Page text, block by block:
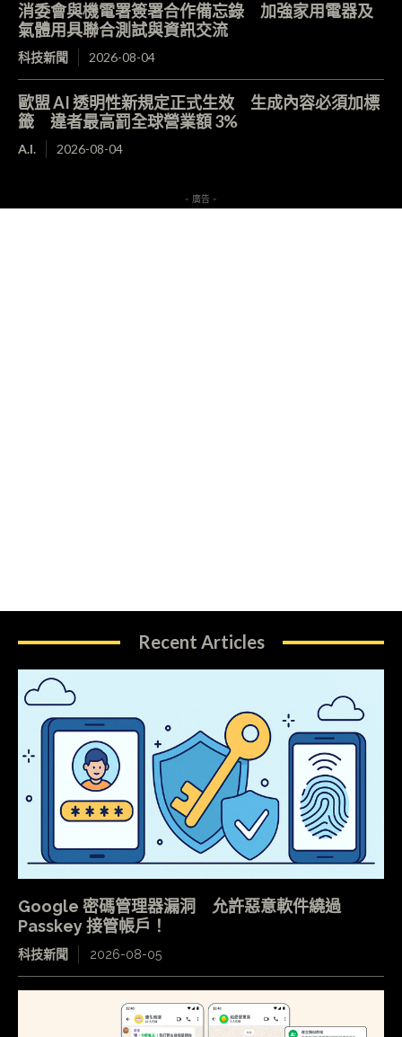
消委會與機電署簽署合作備忘錄 加強家用電器及
氣體用具聯合測試與資訊交流
科技新聞 2026-08-04
歐盟 AI 透明性新規定正式生效 生成內容必須加標
籤 違者最高罰全球營業額 3%
A.I. 2026-08-04
- 廣告 -
Recent Articles
Google 密碼管理器漏洞 允許惡意軟件繞過
Passkey 接管帳戶！
科技新聞 2026-08-05